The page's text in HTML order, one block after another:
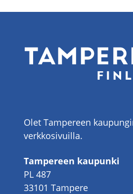
Olet Tampereen
verkkosivuilla.
Tampereen kaupunki
PL 487
33101 Tampere